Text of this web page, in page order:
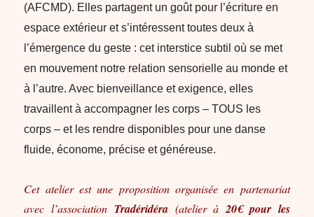
(AFCMD). Elles partagent un goût pour l’écriture en
espace extérieur et s’intéressent toutes deux à
l’émergence du geste : cet interstice subtil où se met
en mouvement notre relation sensorielle au monde et
à l’autre. Avec bienveillance et exigence, elles
travaillent à accompagner les corps – TOUS les
corps – et les rendre disponibles pour une danse
fluide, économe, précise et généreuse.
Cet atelier est une proposition organisée en partenariat
avec l’association Tradéridéra (atelier à20€ pour les